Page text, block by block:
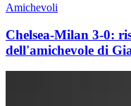
Amichevoli
Chelsea-Milan 3-0:
dell'amichevole di